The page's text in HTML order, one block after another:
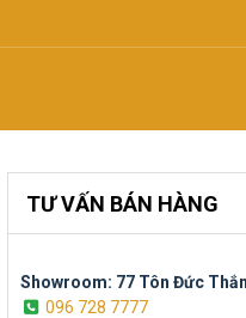
TƯ VẤN BÁN HÀNG
Showroom: 77 Tôn Đức
096 728 7777